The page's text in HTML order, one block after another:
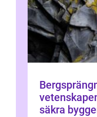
säkra